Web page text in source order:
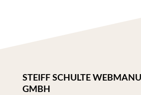
STEIFF SCHULTE
GMBH